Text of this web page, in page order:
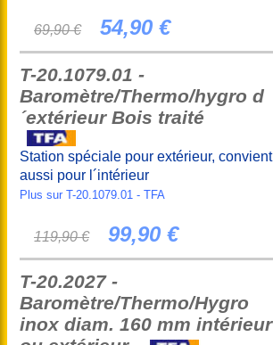
69,90 € 54,90 €
T-20.1079.01 -
Baromètre/Thermo/hygro d
´extérieur Bois traité
Station spéciale pour extérieur, convient
aussi pour l´intérieur
Plus sur T-20.1079.01 - TFA
119,90 € 99,90 €
T-20.2027 -
Baromètre/Thermo/Hygro
inox diam. 160 mm intérieur